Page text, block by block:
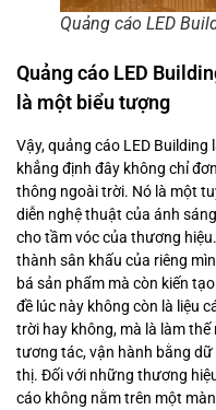
Quảng cáo LED
Quảng cáo LED
là một biểu tượng
Vậy, quảng cáo LED
khẳng định đây không chỉ
thông ngoài trời. Nó là một
diễn nghệ thuật của ánh
cho tầm vóc của thương
thành sân khấu của riêng
bá sản phẩm mà còn kiến
đề lúc này không còn là liệu
trời hay không, mà là làm
tương tác, vận hành bằng dữ
thị. Đối với những thương
cáo không nằm trên một